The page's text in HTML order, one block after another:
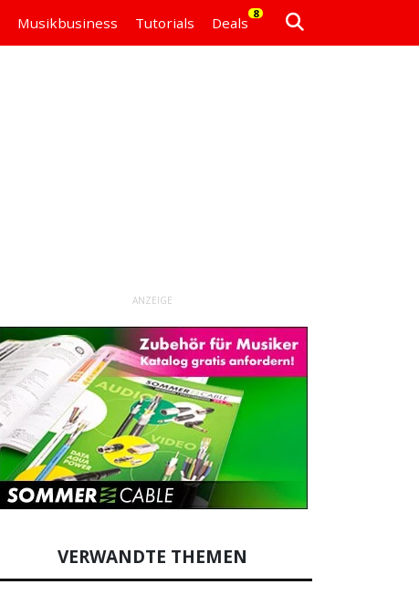
Musikbusiness Tutorials Deals
8
ANZEIGE
VERWANDTE THEMEN